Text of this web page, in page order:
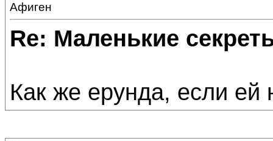
Афиген
Re: Маленькие
Как же ерунда, если ей